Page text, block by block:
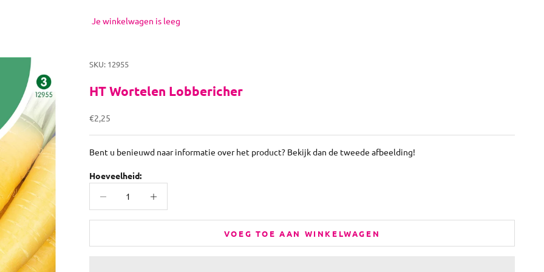
Je winkelwagen is leeg
SKU: 12955
HT Wortelen Lobbericher
Aanbiedingsprijs
€2,25
Bent u benieuwd naar informatie over het product? Bekijk dan de tweede afbeelding!
Hoeveelheid:
VOEG TOE AAN WINKELWAGEN